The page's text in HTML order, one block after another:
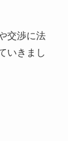
交渉に法
いきまし